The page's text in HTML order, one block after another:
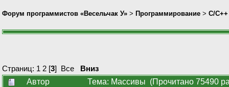
Форум программистов «Весельчак У» > Программирование > C/C++
Страниц: 1 2 [3] Все
Вниз
Автор
Тема: Массивы (Прочитано 75490